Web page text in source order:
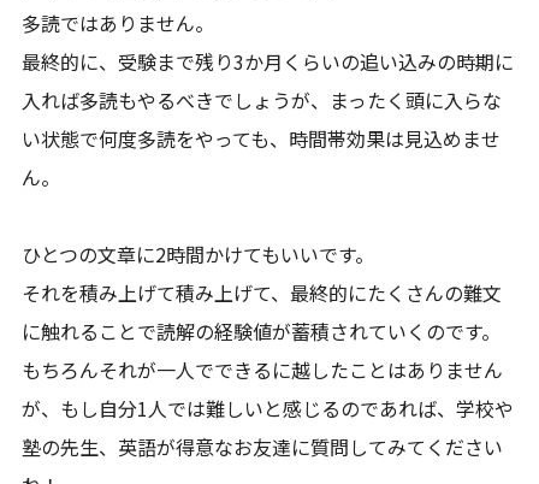
多読ではありません。
最終的に、受験まで残り3か月くらいの追い込みの時期に
入れば多読もやるべきでしょうが、まったく頭に入らな
い状態で何度多読をやっても、時間帯効果は見込めませ
ん。
ひとつの文章に2時間かけてもいいです。
それを積み上げて積み上げて、最終的にたくさんの難文
に触れることで読解の経験値が蓄積されていくのです。
もちろんそれが一人でできるに越したことはありません
が、もし自分1人では難しいと感じるのであれば、学校や
塾の先生、英語が得意なお友達に質問してみてください